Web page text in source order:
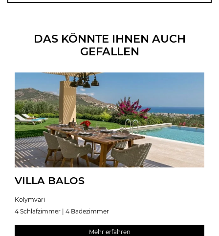
DAS KÖNNTE IHNEN AUCH
GEFALLEN
VILLA BALOS
Kolymvari
4 Schlafzimmer | 4 Badezimmer
Mehr erfahren